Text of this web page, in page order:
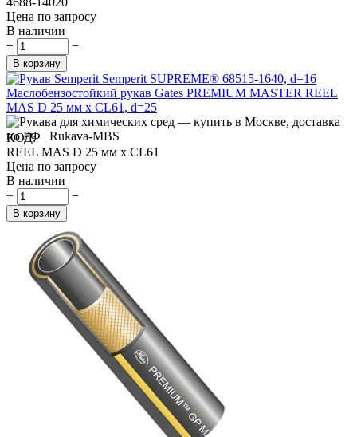
Цена по запросу
В наличии
+
−
В корзину
Маслобензостойкий рукав Gates PREMIUM MASTER REEL
MAS D 25 мм x CL61, d=25
КОД:
REEL MAS D 25 мм x CL61
Цена по запросу
В наличии
+
−
В корзину